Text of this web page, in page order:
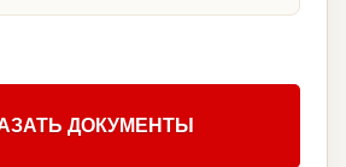
ДОКУМЕНТЫ